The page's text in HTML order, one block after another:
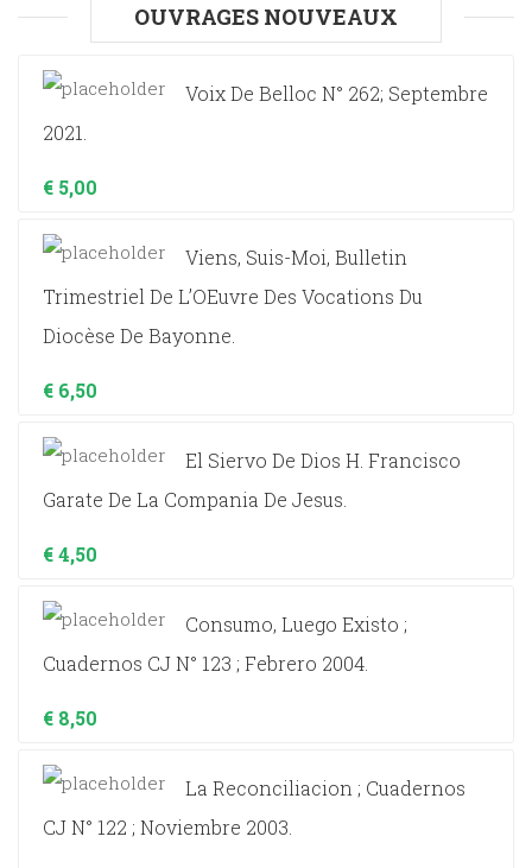
OUVRAGES NOUVEAUX
Voix De Belloc N° 262; Septembre
2021.
€ 5,00
Viens, Suis-Moi, Bulletin
Trimestriel De L’OEuvre Des Vocations Du
Diocèse De Bayonne.
€ 6,50
El Siervo De Dios H. Francisco
Garate De La Compania De Jesus.
€4,50
Consumo, Luego Existo ;
Cuadernos CJ N° 123 ; Febrero 2004.
€ 8,50
La Reconciliacion ; Cuadernos
CJ N° 122 ; Noviembre 2003.